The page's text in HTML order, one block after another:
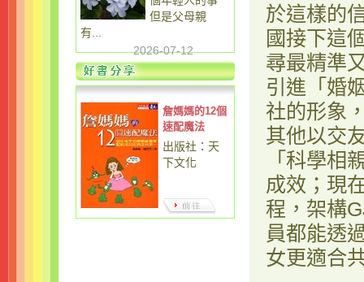
但是父母親
有...
2026-07-12
詹媽媽的12個
速配魔法
出版社：天
下文化
於這樣的
國接下這
尋最精準
引進「婚
社的形象
其他以交
「科學相
成效；現
程，架構
員都能透
女更適合